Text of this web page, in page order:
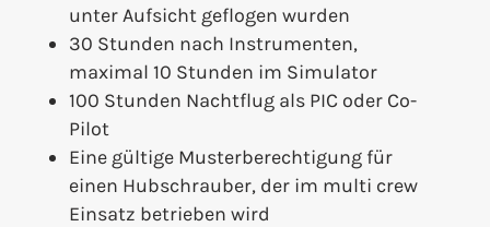
unter Aufsicht geflogen wurden
30 Stunden nach Instrumenten,
maximal 10 Stunden im Simulator
100 Stunden Nachtflug als PIC oder Co-
Pilot
Eine gültige Musterberechtigung für
einen Hubschrauber, der im multi crew
Einsatz betrieben wird